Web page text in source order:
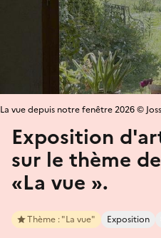
Exposition
sur le thème
«La vue ».
Thème : "La vue" Exposition
La vue depuis notre fenêtre 2026 ©